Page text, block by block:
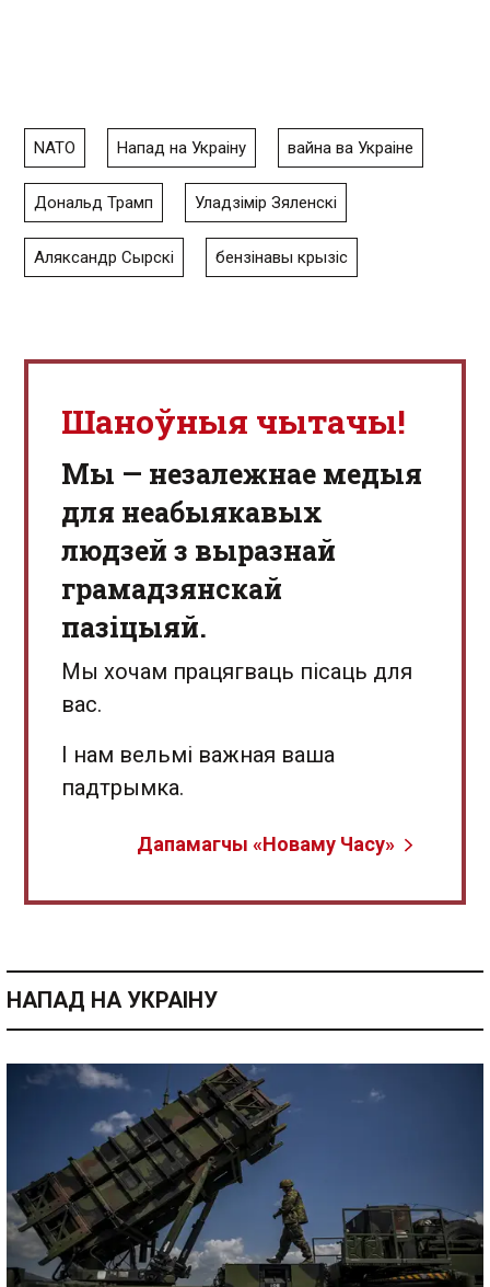
NATO Напад на Украіну вайна ва Украіне
Дональд Трамп Уладзімір Зяленскі
Аляксандр Сырскі бензінавы крызіс
Шаноўныя чытачы!
Мы — незалежнае медыя
для неабыякавых
людзей з выразнай
грамадзянскай
пазіцыяй.
Мы хочам працягваць пісаць для
вас.
І нам вельмі важная ваша
падтрымка.
Дапамагчы «Новаму Часу»
НАПАД НА УКРАІНУ